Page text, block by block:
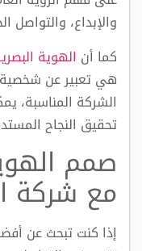
والإبداع، والتواصل
كما أن الهوية
هي تعبير عن شخصية
الشركة المناسبة،
تحقيق النجاح
صمم
مع شركة
إذا كنت تبحث عن